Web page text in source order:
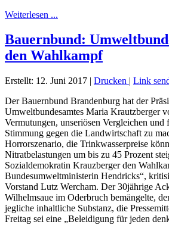
Weiterlesen ...
Bauernbund:
den Wahlkampf
Erstellt: 12. Juni 2017 | Drucken | Link
Der Bauernbund Brandenburg hat der
Umweltbundesamtes Maria Krautzberger
Vermutungen, unseriösen Vergleichen und
Stimmung gegen die Landwirtschaft zu
Horrorszenario, die Trinkwasserpreise
Nitratbelastungen um bis zu 45 Prozent
Sozialdemokratin Krauzberger den
Bundesumweltministerin Hendricks“,
Vorstand Lutz Wercham. Der 30jährige
Wilhelmsaue im Oderbruch bemängelte,
jegliche inhaltliche Substanz, die
Freitag sei eine „Beleidigung für jeden